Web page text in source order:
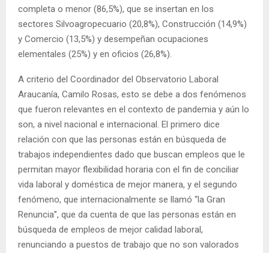
completa o menor (86,5%), que se insertan en los
sectores Silvoagropecuario (20,8%), Construcción (14,9%)
y Comercio (13,5%) y desempeñan ocupaciones
elementales (25%) y en oficios (26,8%).
A criterio del Coordinador del Observatorio Laboral
Araucanía, Camilo Rosas, esto se debe a dos fenómenos
que fueron relevantes en el contexto de pandemia y aún lo
son, a nivel nacional e internacional. El primero dice
relación con que las personas están en búsqueda de
trabajos independientes dado que buscan empleos que le
permitan mayor flexibilidad horaria con el fin de conciliar
vida laboral y doméstica de mejor manera, y el segundo
fenómeno, que internacionalmente se llamó “la Gran
Renuncia”, que da cuenta de que las personas están en
búsqueda de empleos de mejor calidad laboral,
renunciando a puestos de trabajo que no son valorados